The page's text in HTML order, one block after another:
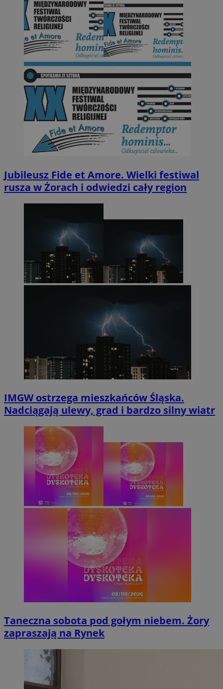
Jubileusz Fide et Amore. Wielki festiwal
rusza w Żorach i odwiedzi cały region
IMGW ostrzega mieszkańców Śląska.
Nadciągają ulewy, grad i bardzo silny wiatr
Taneczna sobota pod gołym niebem. Żory
zapraszają na Rynek